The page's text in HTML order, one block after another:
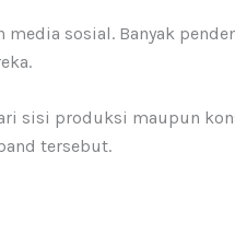
sosial. Banyak
sisi produksi maupun
tersebut.